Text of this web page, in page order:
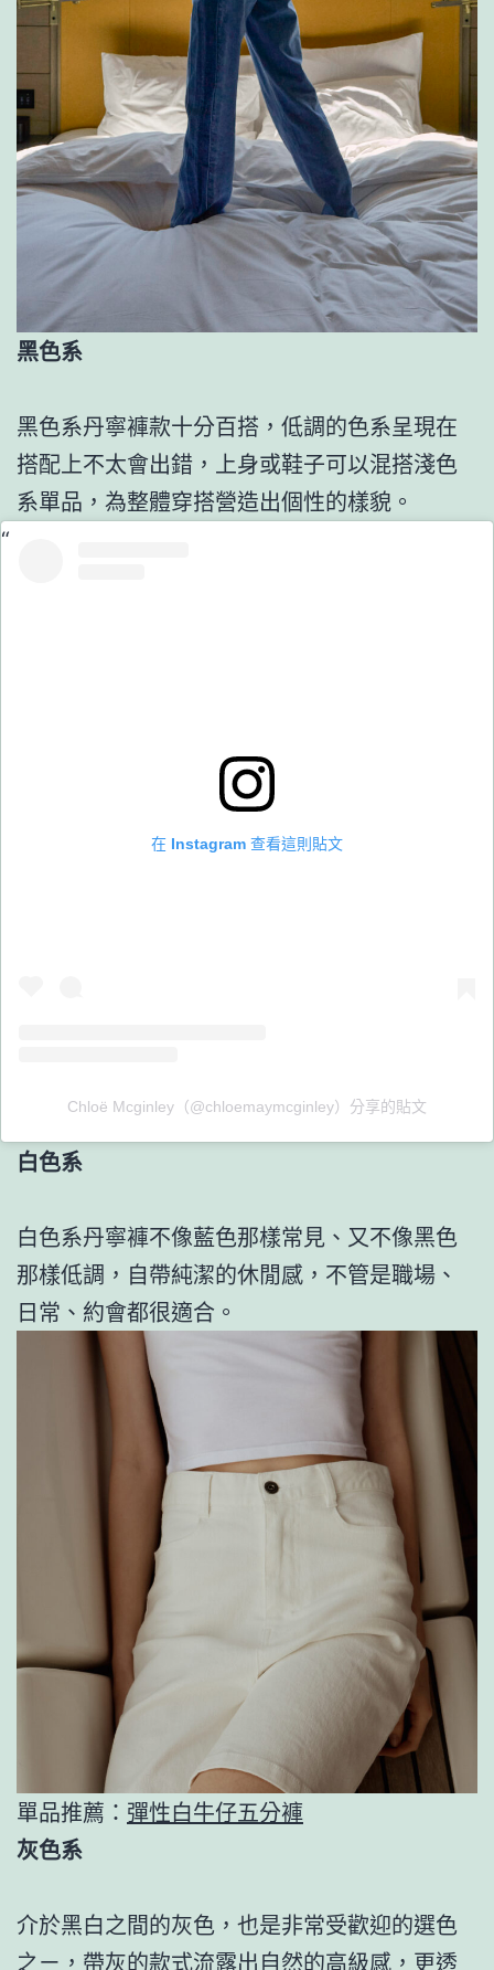
黑色系
黑色系丹寧褲款十分百搭，低調的色系呈現在
搭配上不太會出錯，上身或鞋子可以混搭淺色
系單品，為整體穿搭營造出個性的樣貌。
在 Instagram 查看這則貼文
Chloë Mcginley（@chloemaymcginley）分享的貼文
白色系
白色系丹寧褲不像藍色那樣常見、又不像黑色
那樣低調，自帶純潔的休閒感，不管是職場、
日常、約會都很適合。
單品推薦： 彈性白牛仔五分褲
灰色系
介於黑白之間的灰色，也是非常受歡迎的選色
之ㄧ，帶灰的款式流露出自然的高級感，更透